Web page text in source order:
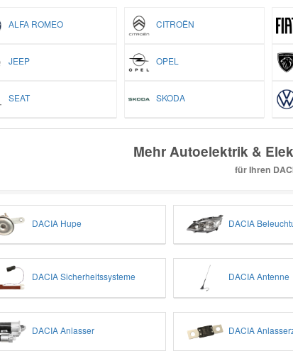
ALFA ROMEO CITROËN
JEEP OPEL
SEAT SKODA
Mehr Autoelektrik &
für Ihren
DACIA Hupe DACIA
DACIA Sicherheitssysteme DACIA Antenne
DACIA Anlasser DACIA